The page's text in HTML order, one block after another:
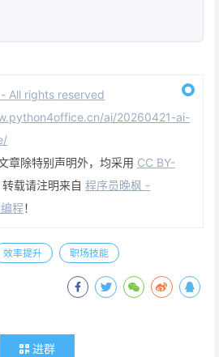
All rights reserved
ai/20260421-ai-
章除特别声明外，均采用 CC BY-
载请注明来自 程序员晚枫 -
程！
效率提升 职场技能
进群